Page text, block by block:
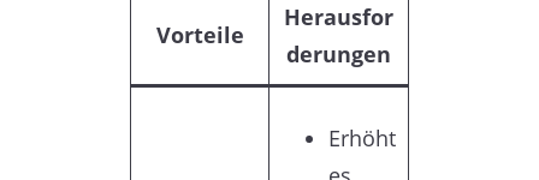
Vorteile
Herausfor
derungen
Erhöht